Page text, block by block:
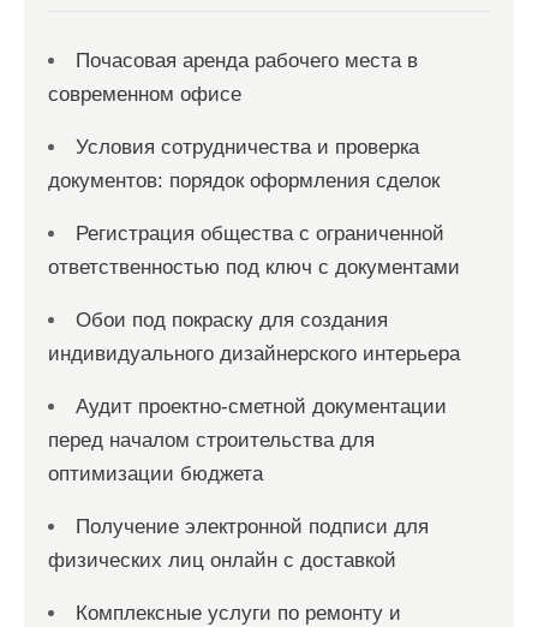
Почасовая аренда рабочего места в
современном офисе
Условия сотрудничества и проверка
документов: порядок оформления сделок
Регистрация общества с ограниченной
ответственностью под ключ с документами
Обои под покраску для создания
индивидуального дизайнерского интерьера
Аудит проектно-сметной документации
перед началом строительства для
оптимизации бюджета
Получение электронной подписи для
физических лиц онлайн с доставкой
Комплексные услуги по ремонту и